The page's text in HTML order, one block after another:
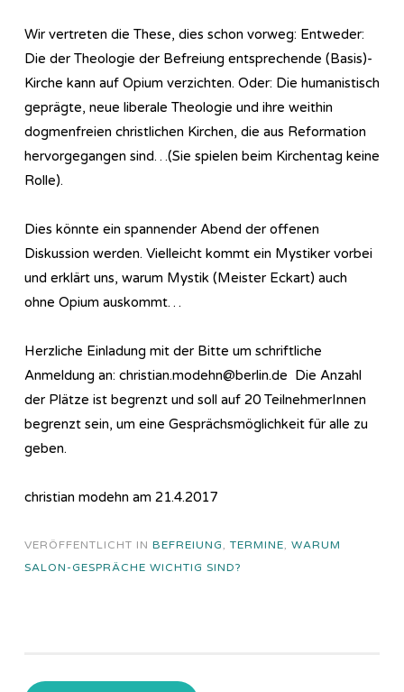
Wir vertreten die These, dies schon vorweg: Entweder:
Die der Theologie der Befreiung entsprechende (Basis)-
Kirche kann auf Opium verzichten. Oder: Die humanistisch
geprägte, neue liberale Theologie und ihre weithin
dogmenfreien christlichen Kirchen, die aus Reformation
hervorgegangen sind…(Sie spielen beim Kirchentag keine
Rolle).
Dies könnte ein spannender Abend der offenen
Diskussion werden. Vielleicht kommt ein Mystiker vorbei
und erklärt uns, warum Mystik (Meister Eckart) auch
ohne Opium auskommt…
Herzliche Einladung mit der Bitte um schriftliche
Anmeldung an: christian.modehn@berlin.de Die Anzahl
der Plätze ist begrenzt und soll auf 20 TeilnehmerInnen
begrenzt sein, um eine Gesprächsmöglichkeit für alle zu
geben.
christian modehn am 21.4.2017
VERÖFFENTLICHT IN BEFREIUNG, TERMINE, WARUM
SALON-GESPRÄCHE WICHTIG SIND?